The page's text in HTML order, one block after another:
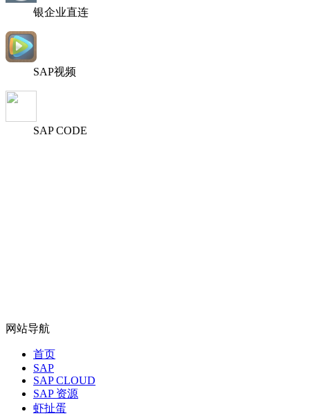
银企业直连
SAP视频
SAP CODE
网站导航
首页
SAP
SAP CLOUD
SAP 资源
虾扯蛋